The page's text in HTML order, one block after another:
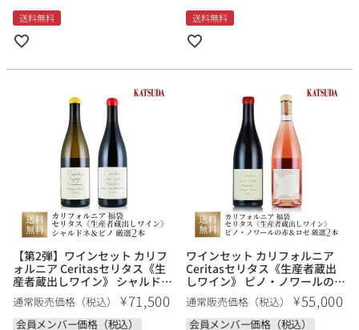
送料無料 送料無料
【第2弾】ワインセット カリフ
ォルニア Ceritasセリタス《生
産者蔵出しワイン》 シャルドネ
＆ピノを堪能する 厳選２本 福
袋 送料無料
通常販売価格（税込） ¥71,500
会員メンバー価格（税込）
ワインセット カリフォルニア
Ceritasセリタス《生産者蔵出
しワイン》 ピノ・ノワールの赤
＆ロゼを堪能する 厳選２本 福
袋 送料無料
通常販売価格（税込） ¥55,000
会員メンバー価格（税込）